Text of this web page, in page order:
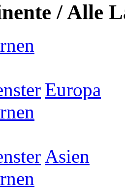
/ Alle
Europa
Asien